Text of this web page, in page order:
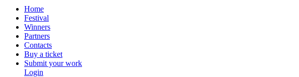
Home
Festival
Winners
Partners
Contacts
Buy a ticket
Submit your work
Login